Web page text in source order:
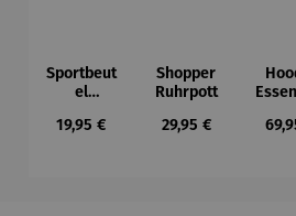
Sportbeut
el
Regulärer Preis:
19,95 €
Shopper
Ruhrpott
Regulärer Preis:
29,95 €